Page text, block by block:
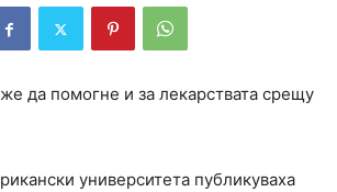
да помогне и за лекарствата срещу
университета публикуваха